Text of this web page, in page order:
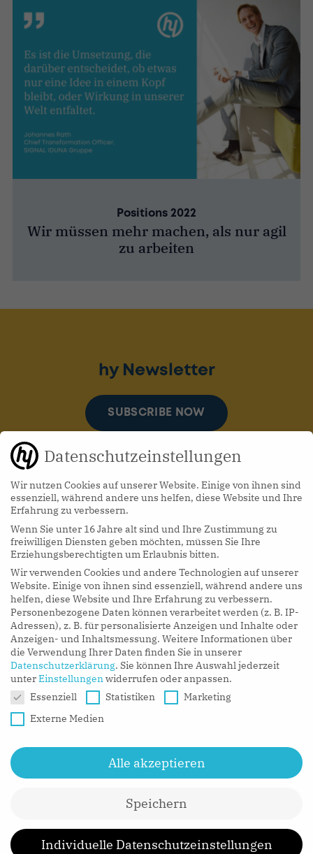
Positions 2022
Wir müssen mehr machen, als nur agil
zu arbeiten
hy Podcasts
LISTEN NOW
hy Newsletter
SUBSCRIBE NOW
Datenschutzeinstellungen
Wir nutzen Cookies auf unserer Website. Einige von ihnen sind
essenziell, während andere uns helfen, diese Website und Ihre
Erfahrung zu verbessern.
Wenn Sie unter 16 Jahre alt sind und Ihre Zustimmung zu
freiwilligen Diensten geben möchten, müssen Sie Ihre
Erziehungsberechtigten um Erlaubnis bitten.
Wir verwenden Cookies und andere Technologien auf unserer
Website. Einige von ihnen sind essenziell, während andere uns
helfen, diese Website und Ihre Erfahrung zu verbessern.
Personenbezogene Daten können verarbeitet werden (z. B. IP-
Adressen), z. B. für personalisierte Anzeigen und Inhalte oder
Anzeigen- und Inhaltsmessung. Weitere Informationen über
die Verwendung Ihrer Daten finden Sie in unserer
Datenschutzerklärung. Sie können Ihre Auswahl jederzeit
unterEinstellungenwiderrufen oder anpassen.
Datenschutzeinstellungen
Essenziell Statistiken
Marketing
Externe Medien
Alle akzeptieren
Speichern
Individuelle Datenschutzeinstellungen